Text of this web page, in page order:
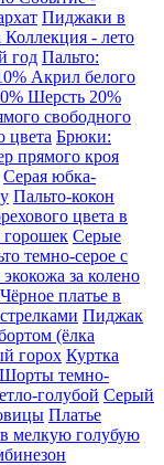
Пиджаки в
- лето
год Пальто:
Акрил белого
Шерсть 20%
свободного
цвета Брюки:
прямого кроя
Серая юбка-
Пальто-кокон
цвета в
горошек Серые
темно-серое с
за колено
Чёрное платье в
Пиджак
(ёлка
горох Куртка
Шорты темно-
голубой Серый
Платье
мелкую голубую